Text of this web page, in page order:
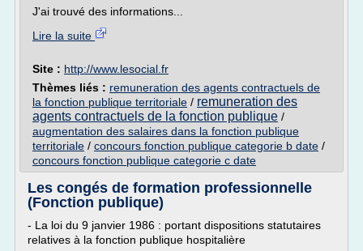
J'ai trouvé des informations...
Lire la suite
Site : http://www.lesocial.fr
Thèmes liés : remuneration des agents contractuels de
la fonction publique territoriale / remuneration des
agents contractuels de la fonction publique /
augmentation des salaires dans la fonction publique
territoriale / concours fonction publique categorie b date /
concours fonction publique categorie c date
Les congés de formation professionnelle
(Fonction publique)
- La loi du 9 janvier 1986 : portant dispositions statutaires
relatives à la fonction publique hospitalière